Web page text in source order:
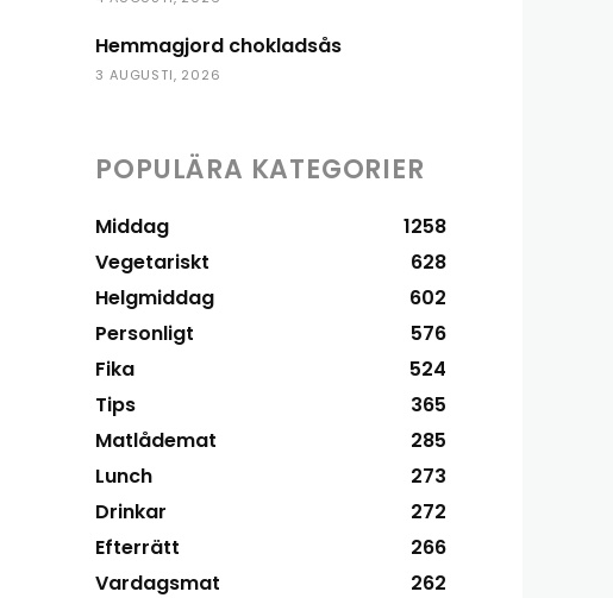
Hemmagjord chokladsås
3 AUGUSTI, 2026
POPULÄRA KATEGORIER
Middag
1258
Vegetariskt
628
Helgmiddag
602
Personligt
576
Fika
524
Tips
365
Matlådemat
285
Lunch
273
Drinkar
272
Efterrätt
266
Vardagsmat
262